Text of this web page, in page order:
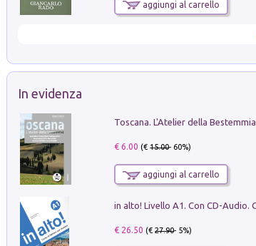
aggiungi al carrello
In evidenza
Toscana. L'Atelier della Bestemmia
€ 6.00 (€15.00- 60%)
aggiungi al carrello
€ 26.50 (€27.90- 5%)